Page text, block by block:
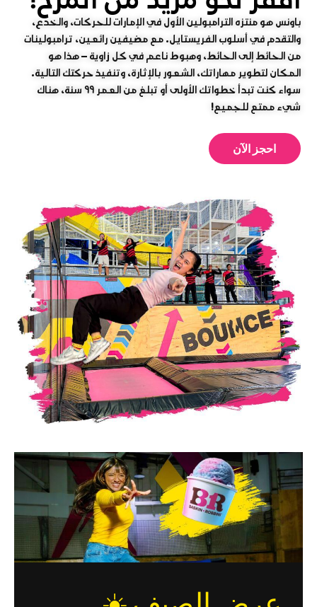
باونس هو منتزه الترامبولين الأول في الإمارات للحركات، والخدع،
والتقدم في أسلوب الفريستايل. مع مضيفين رائعين، ترامبولينات
من الحائط إلى الحائط، وهبوط ناعم في كل زاوية – هذا هو
المكان لتطوير مهاراتك، الشعور بالإثارة، وتنفيذ حركتك التالية.
سواء كنت تبدأ خطواتك الأولى أو تبلغ من العمر ٩٩ سنة، هناك
شيء ممتع للجميع!
احجز الآن